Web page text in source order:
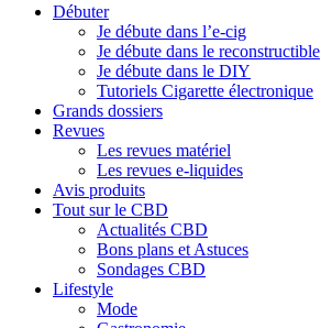
Débuter
Je débute dans l’e-cig
Je débute dans le reconstructible
Je débute dans le DIY
Tutoriels Cigarette électronique
Grands dossiers
Revues
Les revues matériel
Les revues e-liquides
Avis produits
Tout sur le CBD
Actualités CBD
Bons plans et Astuces
Sondages CBD
Lifestyle
Mode